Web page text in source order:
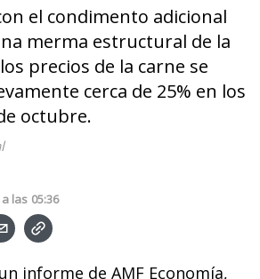
el condimento adicional
merma estructural de la
precios de la carne se
cerca de 25% en los
octubre.
a las 05:36
informe de AMF Economía,